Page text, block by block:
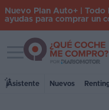
Iniciar
Nuevo Plan Auto+ |
ayudas para comprar un
Toggle navigation
Asistente Nuevos